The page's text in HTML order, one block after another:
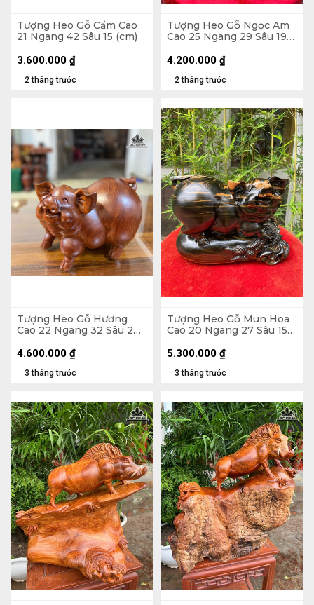
Tượng Heo Gỗ Cẩm Cao
21 Ngang 42 Sâu 15 (cm)
2 tháng trước
3.600.000 ₫
Tượng Heo Gỗ Ngọc Am
Cao 25 Ngang 29 Sâu 19
2 tháng trước
4.200.000 ₫
Tượng Heo Gỗ Hương
Cao 22 Ngang 32 Sâu 2
3 tháng trước
4.600.000 ₫
Tượng Heo Gỗ Mun Hoa
Cao 20 Ngang 27 Sâu 15
3 tháng trước
5.300.000 ₫